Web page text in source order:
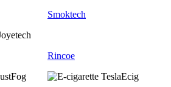
Smoktech
Rincoe